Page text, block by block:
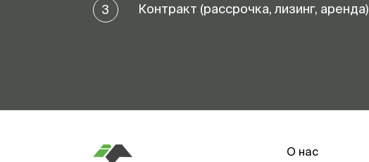
3 Контракт (рассрочка, лизинг, аренда)
О нас